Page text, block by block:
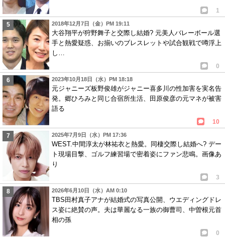
1
2018年12月7日（金）PM 19:11
大谷翔平が狩野舞子と交際し結婚? 元美人バレーボール選
手と熱愛疑惑、お揃いのブレスレットや試合観戦で噂浮上
し…
0
2023年10月18日（水）PM 18:18
元ジャニーズ板野俊雄がジャニー喜多川の性加害を実名告
発。郷ひろみと同じ合宿所生活、田原俊彦の元マネが被害
語る
10
2025年7月9日（水）PM 17:36
WEST.中間淳太が林祐衣と熱愛。同棲交際し結婚へ? デー
ト現場目撃、ゴルフ練習場で密着姿にファン悲鳴。画像あ
り
3
2026年6月10日（水）AM 0:10
TBS田村真子アナが結婚式の写真公開、ウエディングドレ
ス姿に絶賛の声。夫は華麗なる一族の御曹司、中曽根元首
相の孫
0